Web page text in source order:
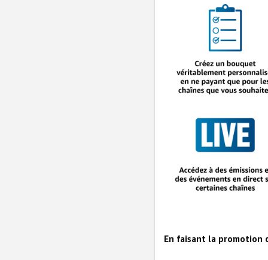
En faisant la promotion